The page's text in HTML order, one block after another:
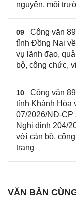
nguyên, môi
09
Công văn
tỉnh Đồng Nai
vụ lãnh đạo,
bộ, công chức,
10
Công văn
tỉnh Khánh Hòa
07/2026/NĐ-CP
Nghị định 204/
với cán bộ,
trang
VĂN BẢN